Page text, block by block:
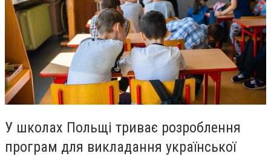
У школах Польщі триває розроблення
програм для викладання української